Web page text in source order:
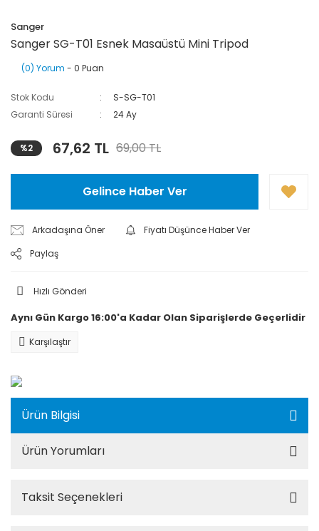
Sanger
Sanger SG-T01 Esnek Masaüstü Mini Tripod
(0) Yorum - 0 Puan
Stok Kodu
S-SG-T01
Garanti Süresi
24 Ay
%2 67,62 TL 69,00 TL
Gelince Haber Ver
Arkadaşına Öner
Fiyatı Düşünce Haber Ver
Paylaş
Hızlı Gönderi
Aynı Gün Kargo 16:00'a Kadar Olan Siparişlerde Geçerlidir
Karşılaştır
Ürün Bilgisi
Ürün Yorumları
Taksit Seçenekleri